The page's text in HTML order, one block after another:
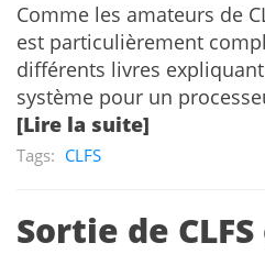
Comme les amateurs de
est particulièrement
différents livres
système pour un
[Lire la suite]
Tags: CLFS
Sortie de